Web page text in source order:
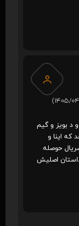
د بویز و گیم
که اینا و
حوصله
اصلیش